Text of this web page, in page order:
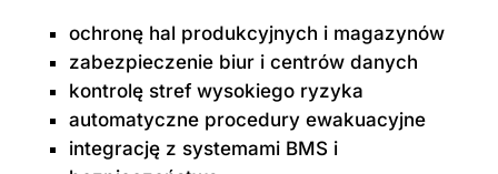
ochronę hal produkcyjnych i magazynów
zabezpieczenie biur i centrów danych
kontrolę stref wysokiego ryzyka
automatyczne procedury ewakuacyjne
integrację z systemami BMS i